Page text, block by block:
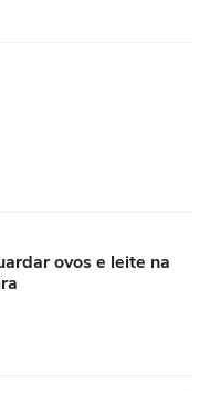
ovos e leite na